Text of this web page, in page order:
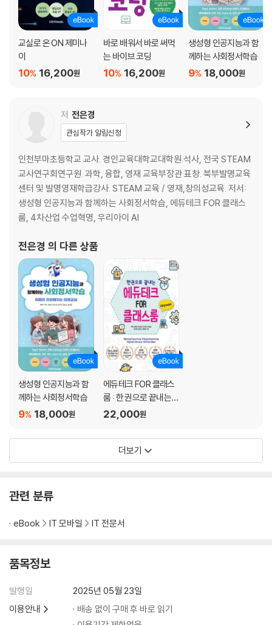
교실로 온 ON 제미나
이
16,200원
10%
바로 배워서 바로 써먹
는 바이브 코딩
16,200원
10%
생성형 인공지능과 함
께하는 사회정서학습
18,000원
9%
저 전은경
관심작가 알림신청
인천부마초등학교 교사. 경인교육대학교대학원 석사, 전국 STEAM
교사연구회연구원. 과학, 융합, 영재 교육부장관 표창. 북부발명교육
센터 및 발명영재학급강사. STEAM 교육 / 영재,창의성교육. 저서:
생성형 인공지능과 함께하는 사회정서학습, 에듀테크 FOR 클래스
룸, 4차산업 수업혁명, 우리아이 AI
전은경 의 다른 상품
생성형 인공지능과 함
께하는 사회정서학습
18,000원
9%
에듀테크 FOR 클래스
룸 : 한 권으로 끝내는
원격교육, 온라인 수업
22,000원
더보기
관련 분류
eBook IT 모바일 IT 전문서
품목정보
발행일
2025년 05월 23일
이용안내
배송 없이 구매 후 바로 읽기